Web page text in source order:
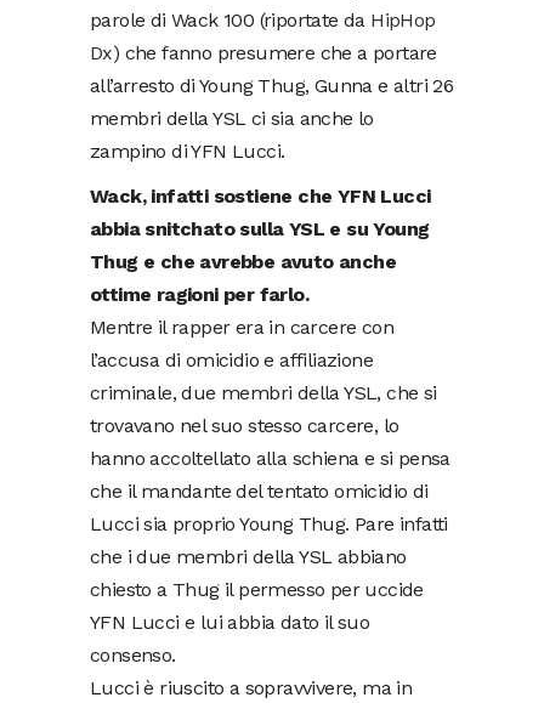
parole di Wack 100 (riportate da HipHop
Dx) che fanno presumere che a portare
all’arresto di Young Thug, Gunna e altri 26
membri della YSL ci sia anche lo
zampino di YFN Lucci.
Wack, infatti sostiene che YFN Lucci
abbia snitchato sulla YSL e su Young
Thug e che avrebbe avuto anche
ottime ragioni per farlo.
Mentre il rapper era in carcere con
l’accusa di omicidio e affiliazione
criminale, due membri della YSL, che si
trovavano nel suo stesso carcere, lo
hanno accoltellato alla schiena e si pensa
che il mandante del tentato omicidio di
Lucci sia proprio Young Thug. Pare infatti
che i due membri della YSL abbiano
chiesto a Thug il permesso per uccide
YFN Lucci e lui abbia dato il suo
consenso.
Lucci è riuscito a sopravvivere, ma in